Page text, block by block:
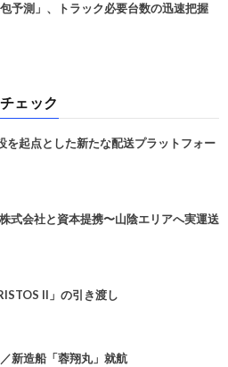
予測」、トラック必要台数の迅速把握
ェック
起点とした新たな配送プラットフォー
式会社と資本提携〜山陰エリアへ実運送
II」の引き渡し
新造船「蓉翔丸」就航